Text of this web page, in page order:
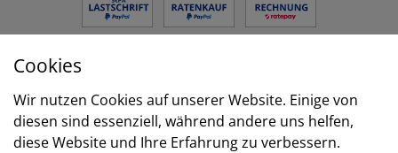
Versand
Cookies
Wir nutzen Cookies auf unserer Website. Einige von
diesen sind essenziell, während andere uns helfen,
diese Website und Ihre Erfahrung zu verbessern.